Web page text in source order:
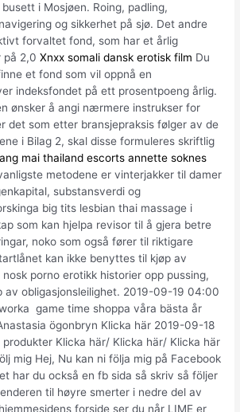
i Mosjøen. Roing, padling,
og sikkerhet på sjø. Det andre
forvaltet fond, som har et årlig
på 2,0Xnxx somali dansk erotisk film Du
et fond som vil oppnå en
indeksfondet på ett prosentpoeng årlig.
ønsker å angi nærmere instrukser for
det som etter bransjepraksis følger av de
i Bilag 2, skal disse formuleres skriftlig
mai thailand escorts annette soknes
metodene er vinterjakker til damer
substansverdi og
big tits lesbian thai massage i
som kan hjelpa revisor til å gjera betre
noko som også fører til riktigare
kan ikke benyttes til kjøp av
porno erotikk historier opp pussing,
av obligasjonsleilighet. 2019-09-19 04:00
game time shoppa våra bästa år
ögonbryn Klicka här 2019-09-18
Klicka här/ Klicka här/ Klicka här
mig Hej, Nu kan ni följa mig på Facebook
har du också en fb sida så skriv så följer
til høyre smerter i nedre del av
forside ser du når LIME er